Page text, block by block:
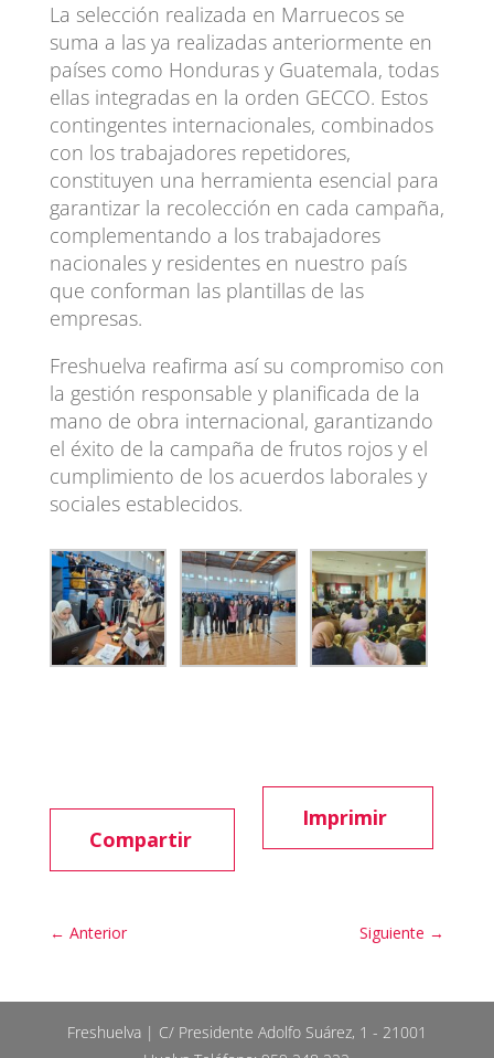
La selección realizada en Marruecos se
suma a las ya realizadas anteriormente en
países como Honduras y Guatemala, todas
ellas integradas en la orden GECCO. Estos
contingentes internacionales, combinados
con los trabajadores repetidores,
constituyen una herramienta esencial para
garantizar la recolección en cada campaña,
complementando a los trabajadores
nacionales y residentes en nuestro país
que conforman las plantillas de las
empresas.
Freshuelva reafirma así su compromiso con
la gestión responsable y planificada de la
mano de obra internacional, garantizando
el éxito de la campaña de frutos rojos y el
cumplimiento de los acuerdos laborales y
sociales establecidos.
Compartir
Imprimir
← Anterior Siguiente →
Freshuelva | C/ Presidente Adolfo Suárez, 1 - 21001